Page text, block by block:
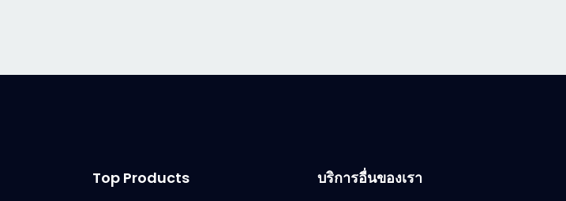
Top Products บริการอื่นของเรา